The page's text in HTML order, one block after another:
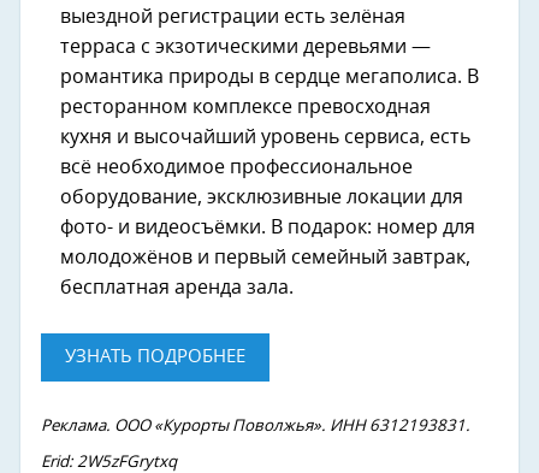
выездной регистрации есть зелёная
терраса с экзотическими деревьями —
романтика природы в сердце мегаполиса. В
ресторанном комплексе превосходная
кухня и высочайший уровень сервиса, есть
всё необходимое профессиональное
оборудование, эксклюзивные локации для
фото- и видеосъёмки. В подарок: номер для
молодожёнов и первый семейный завтрак,
бесплатная аренда зала.
УЗНАТЬ ПОДРОБНЕЕ
Реклама. ООО «Курорты Поволжья». ИНН 6312193831.
Erid: 2W5zFGrytxq